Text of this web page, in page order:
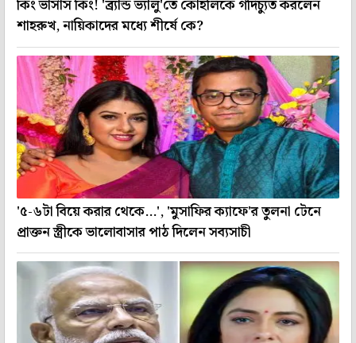
কিং ভার্সাস কিং! 'ব্র্যান্ড ভ্যালু'তে কোহলিকে গদিচ্যুত করলেন
শাহরুখ, নায়িকাদের মধ্যে শীর্ষে কে?
'৫-৬টা বিয়ে করার থেকে...', 'মুসাফির ক্যাফে'র তুলনা টেনে
প্রাক্তন স্ত্রীকে ভালোবাসার পাঠ দিলেন সব্যসাচী